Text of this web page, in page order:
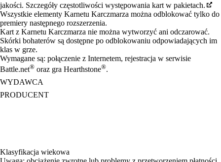
jakości. Szczegóły częstotliwości występowania kart w pakietach.
Wszystkie elementy Karnetu Karczmarza można odblokować tylko do
premiery następnego rozszerzenia.
Kart z Karnetu Karczmarza nie można wytworzyć ani odczarować.
Skórki bohaterów są dostępne po odblokowaniu odpowiadających im
klas w grze.
Wymagane są: połączenie z Internetem, rejestracja w serwisie
Battle.net® oraz gra Hearthstone®.
WYDAWCA
PRODUCENT
Klasyfikacja wiekowa